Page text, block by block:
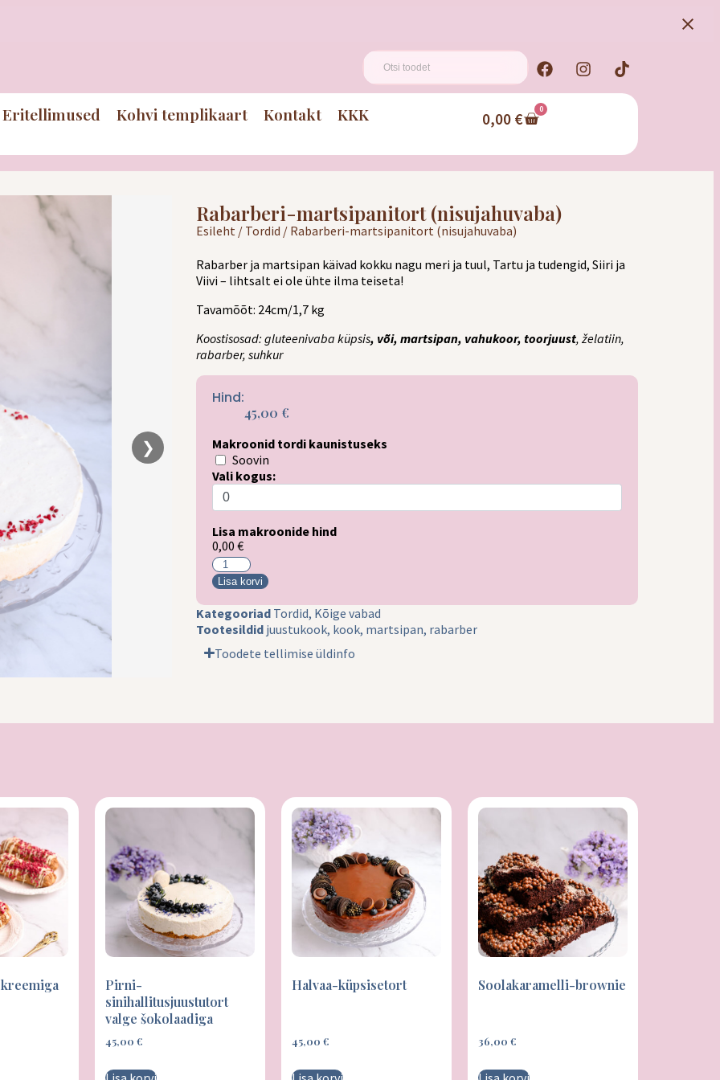
Eritellimused Kohvi templikaart Kontakt KKK 0,00 € 0
❯
Rabarberi-martsipanitort (nisujahuvaba)
Esileht / Tordid / Rabarberi-martsipanitort (nisujahuvaba)
Rabarber ja martsipan käivad kokku nagu meri ja tuul, Tartu ja tudengid, Siiri ja
Viivi – lihtsalt ei ole ühte ilma teiseta!
Tavamõõt: 24cm/1,7 kg
Koostisosad: gluteenivaba küpsis, või, martsipan, vahukoor, toorjuust, želatiin,
rabarber, suhkur
Hind:
45,00 €
Makroonid tordi kaunistuseks
Soovin
Vali kogus:
Lisa makroonide hind
0,00 €
Lisa korvi
Kategooriad Tordid, Kõige vabad
Tootesildid juustukook, kook, martsipan, rabarber
Toodete tellimise üldinfo
Pirni-
sinihallitusjuustutort
valge šokolaadiga
45,00 €
Halvaa-küpsisetort
45,00 €
Soolakaramelli-brownie
36,00 €